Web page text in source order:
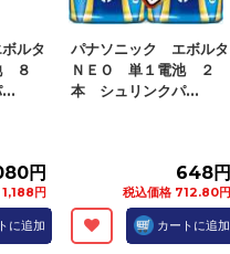
ルタ
８
円
円
に追加
パナソニック エボルタ
ＮＥＯ 単１電池 ２
本 シュリンクパ...
648円
税込価格 712.80円
カートに追加